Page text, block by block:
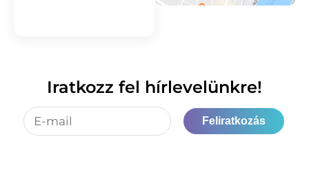
Iratkozz fel hírlevelünkre!
Feliratkozás